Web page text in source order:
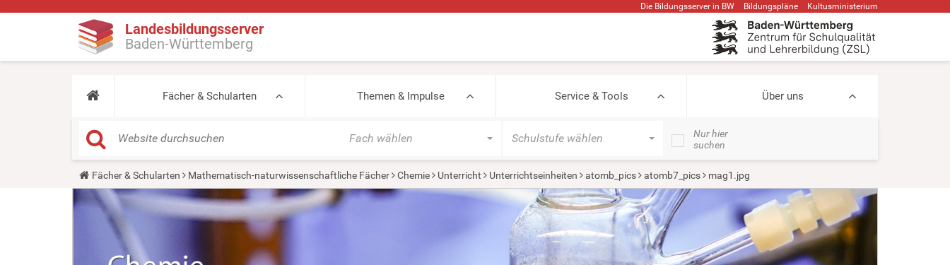
Die Bildungsserver in BW Bildungspläne Kultusministerium
Landesbildungsserver
Baden-Württemberg
Fächer & Schularten Themen & Impulse Service & Tools Über uns
Fach wählen Schulstufe wählen
Nur hier
suchen
Y
o
a
Fächer & Schularten Mathematisch-naturwissenschaftliche Fächer Chemie Unterricht Unterrichtseinheiten atomb_pics atomb7_pics mag1.jpg